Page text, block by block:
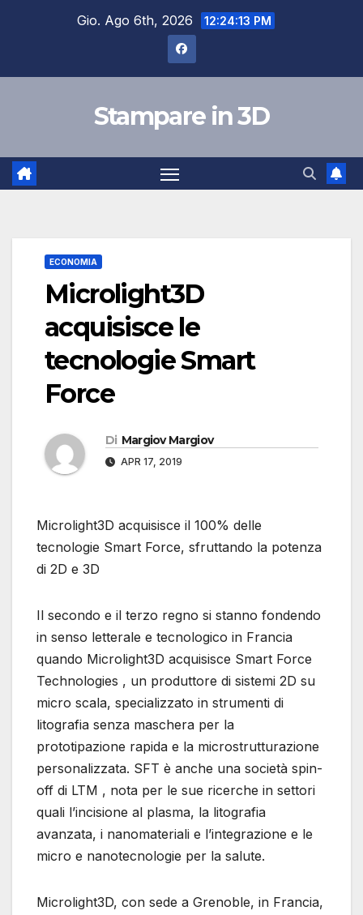
Gio. Ago 6th, 2026 12:24:13 PM
Stampare in 3D
ECONOMIA
Microlight3D
acquisisce le
tecnologie Smart
Force
Di Margiov Margiov
APR 17, 2019
Microlight3D acquisisce il 100% delle
tecnologie Smart Force, sfruttando la potenza
di 2D e 3D
Il secondo e il terzo regno si stanno fondendo
in senso letterale e tecnologico in Francia
quando Microlight3D acquisisce Smart Force
Technologies , un produttore di sistemi 2D su
micro scala, specializzato in strumenti di
litografia senza maschera per la
prototipazione rapida e la microstrutturazione
personalizzata. SFT è anche una società spin-
off di LTM , nota per le sue ricerche in settori
quali l’incisione al plasma, la litografia
avanzata, i nanomateriali e l’integrazione e le
micro e nanotecnologie per la salute.
Microlight3D, con sede a Grenoble, in Francia,